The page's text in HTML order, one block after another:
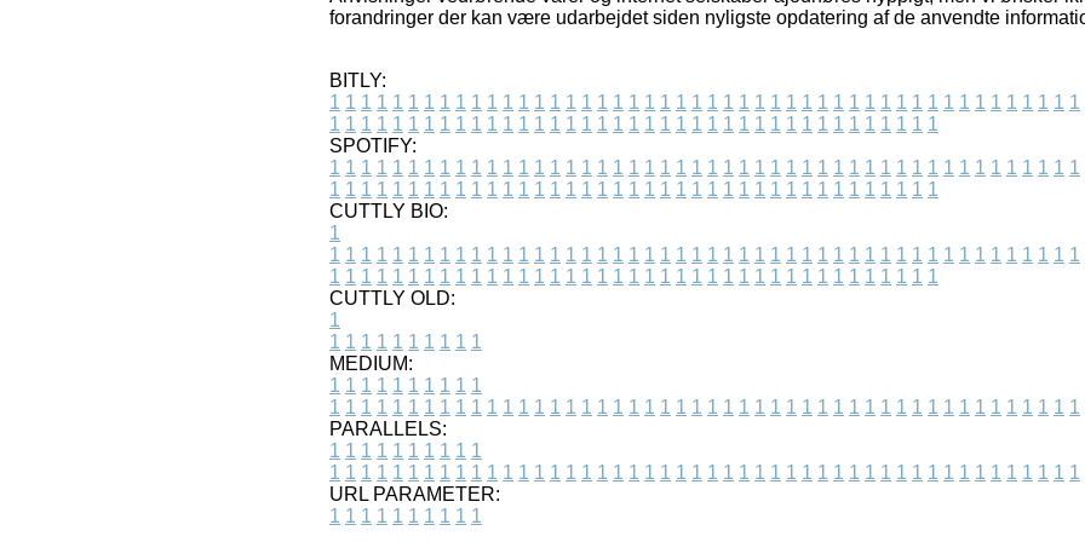
forandringer der kan være udarbejdet siden nyligste opdatering af de anvendte
BITLY:
1 1 1 1 1 1 1 1 1 1 1 1 1 1 1 1 1 1 1 1 1 1 1 1 1 1 1 1 1 1 1 1 1 1 1 1 1 1 1 1 1 1 1 1 1 1 1 1
1 1 1 1 1 1 1 1 1 1 1 1 1 1 1 1 1 1 1 1 1 1 1 1 1 1 1 1 1 1 1 1 1 1 1 1 1 1 1
SPOTIFY:
1 1 1 1 1 1 1 1 1 1 1 1 1 1 1 1 1 1 1 1 1 1 1 1 1 1 1 1 1 1 1 1 1 1 1 1 1 1 1 1 1 1 1 1 1 1 1 1
1 1 1 1 1 1 1 1 1 1 1 1 1 1 1 1 1 1 1 1 1 1 1 1 1 1 1 1 1 1 1 1 1 1 1 1 1 1 1
CUTTLY BIO:
1
1 1 1 1 1 1 1 1 1 1 1 1 1 1 1 1 1 1 1 1 1 1 1 1 1 1 1 1 1 1 1 1 1 1 1 1 1 1 1 1 1 1 1 1 1 1 1 1
1 1 1 1 1 1 1 1 1 1 1 1 1 1 1 1 1 1 1 1 1 1 1 1 1 1 1 1 1 1 1 1 1 1 1 1 1 1 1
CUTTLY OLD:
1
1 1 1 1 1 1 1 1 1 1
MEDIUM:
1 1 1 1 1 1 1 1 1 1
1 1 1 1 1 1 1 1 1 1 1 1 1 1 1 1 1 1 1 1 1 1 1 1 1 1 1 1 1 1 1 1 1 1 1 1 1 1 1 1 1 1 1 1 1 1 1 1
PARALLELS:
1 1 1 1 1 1 1 1 1 1
1 1 1 1 1 1 1 1 1 1 1 1 1 1 1 1 1 1 1 1 1 1 1 1 1 1 1 1 1 1 1 1 1 1 1 1 1 1 1 1 1 1 1 1 1 1 1 1
URL PARAMETER:
1 1 1 1 1 1 1 1 1 1